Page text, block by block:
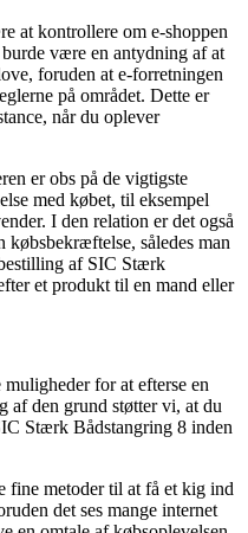
at kontrollere om e-shoppen
være en antydning af at
foruden at e-forretningen
på området. Dette er
når du oplever
er obs på de vigtigste
med købet, til eksempel
I den relation er det også
således man
af SIC Stærk
et produkt til en mand eller
for at efterse en
af den grund støtter vi, at du
Stærk Bådstangring 8 inden
fine metoder til at få et kig ind
det ses mange internet